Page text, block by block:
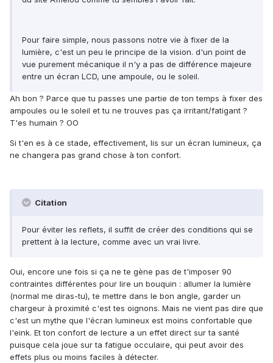
Pour faire simple, nous passons notre vie à fixer de la
lumière, c'est un peu le principe de la vision. d'un point de
vue purement mécanique il n'y a pas de différence majeure
entre un écran LCD, une ampoule, ou le soleil.
Ah bon ? Parce que tu passes une partie de ton temps à fixer des
ampoules ou le soleil et tu ne trouves pas ça irritant/fatigant ?
T'es humain ? OO
Si t'en es à ce stade, effectivement, lis sur un écran lumineux, ça
ne changera pas grand chose à ton confort.
Citation
Pour éviter les reflets, il suffit de créer des conditions qui se
prettent à la lecture, comme avec un vrai livre.
Oui, encore une fois si ça ne te gène pas de t'imposer 90
contraintes différentes pour lire un bouquin : allumer la lumière
(normal me diras-tu), te mettre dans le bon angle, garder un
chargeur à proximité c'est tes oignons. Mais ne vient pas dire que
c'est un mythe que l'écran lumineux est moins confortable que
l'eink. Et ton confort de lecture a un effet direct sur ta santé
puisque cela joue sur ta fatigue occulaire, qui peut avoir des
effets plus ou moins faciles à détecter.